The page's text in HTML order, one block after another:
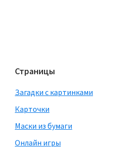
Страницы
Загадки с картинками
Карточки
Маски из бумаги
Онлайн игры